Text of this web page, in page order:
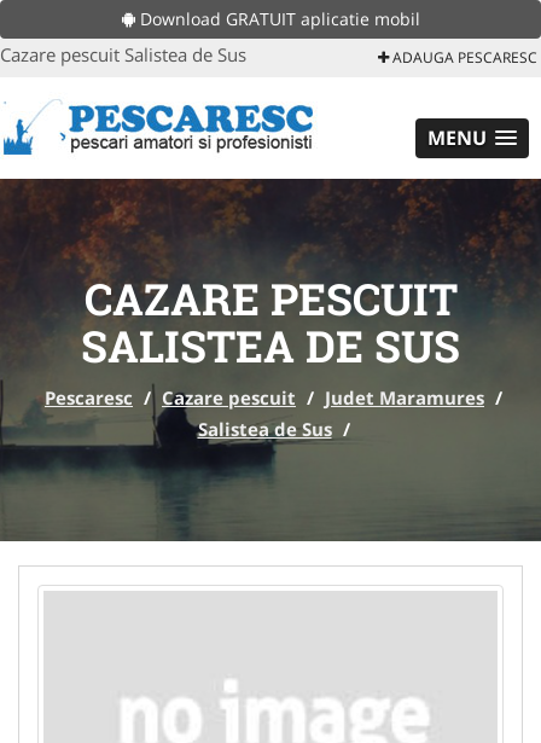
Download GRATUIT aplicatie mobil
Cazare pescuit Salistea de Sus ADAUGA PESCARESC
MENU
CAZARE PESCUIT
SALISTEA DE SUS
Pescaresc / Cazare pescuit / Judet Maramures /
Salistea de Sus /